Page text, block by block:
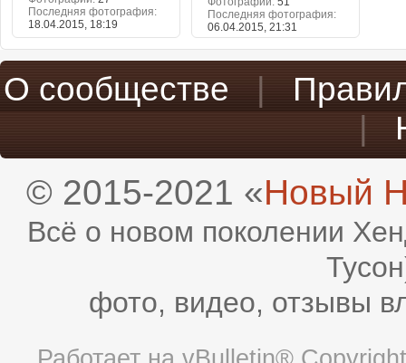
Последняя фотография
18.04.2015, 18:19
Последняя фотография
06.04.2015, 21:31
О сообществе |
|
© 2015-2021 «Новый
Всё о новом поколении
фото, видео, отзывы